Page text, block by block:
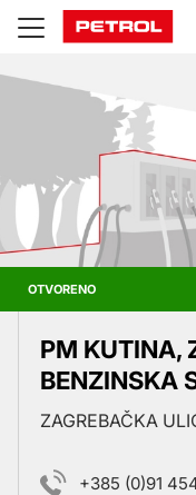
Prodajna
mesta
OTVORENO
PM KUTINA,
BENZINSKA
ZAGREBAČKA
+385 (0)91